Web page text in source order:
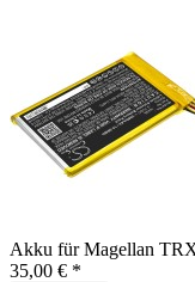
Akku für Magellan
35,00 € *